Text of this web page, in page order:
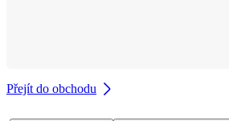
Přejít do obchodu